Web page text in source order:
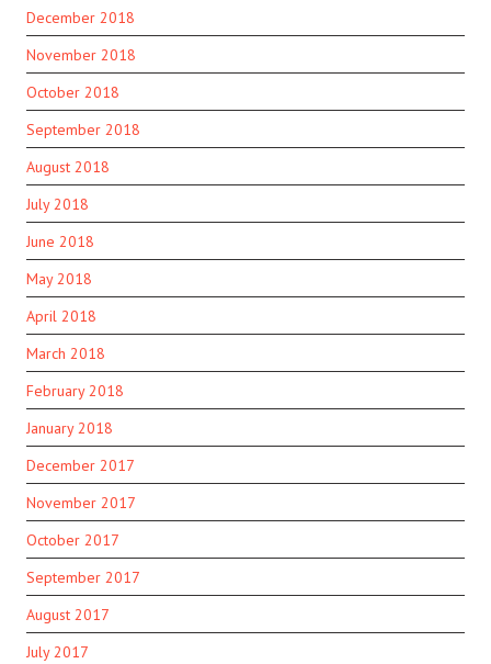
December 2018
November 2018
October 2018
September 2018
August 2018
July 2018
June 2018
May 2018
April 2018
March 2018
February 2018
January 2018
December 2017
November 2017
October 2017
September 2017
August 2017
July 2017